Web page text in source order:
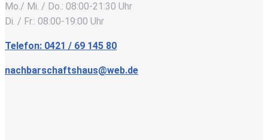
Mo./ Mi. / Do.: 08:00-21:30 Uhr
Di. / Fr.: 08:00-19:00 Uhr
Telefon: 0421 / 69 145 80
nachbarschaftshaus@web.de